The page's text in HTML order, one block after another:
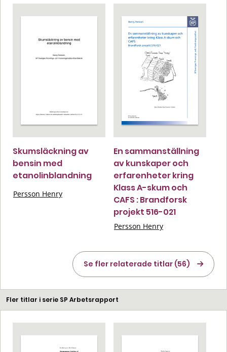
Skumsläckning av
bensin med
etanolinblandning
Persson Henry
En sammanställning
av kunskaper och
erfarenheter kring
Klass A-skum och
CAFS : Brandforsk
projekt 516-021
Persson Henry
Se fler relaterade titlar (56)
Fler titlar i serie SP Arbetsrapport